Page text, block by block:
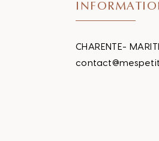
CHARENTE-